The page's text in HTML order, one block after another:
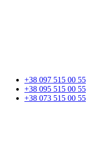
+38 097 515 00 55
+38 095 515 00 55
+38 073 515 00 55